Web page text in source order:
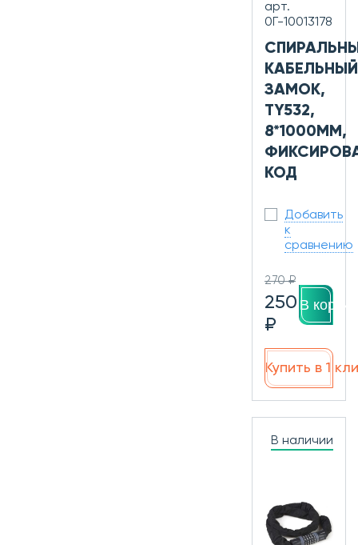
арт.
0Г-10013178
КАБЕЛЬНЫЙ
ЗАМОК,
TY532,
8*1000ММ,
КОД
Добавить
к
сравнению
270 ₽
250
₽
В
Купить в 1
В наличии